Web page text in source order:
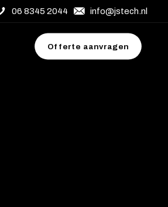
06 8345 2044 info@jstech.nl
Offerte aanvragen